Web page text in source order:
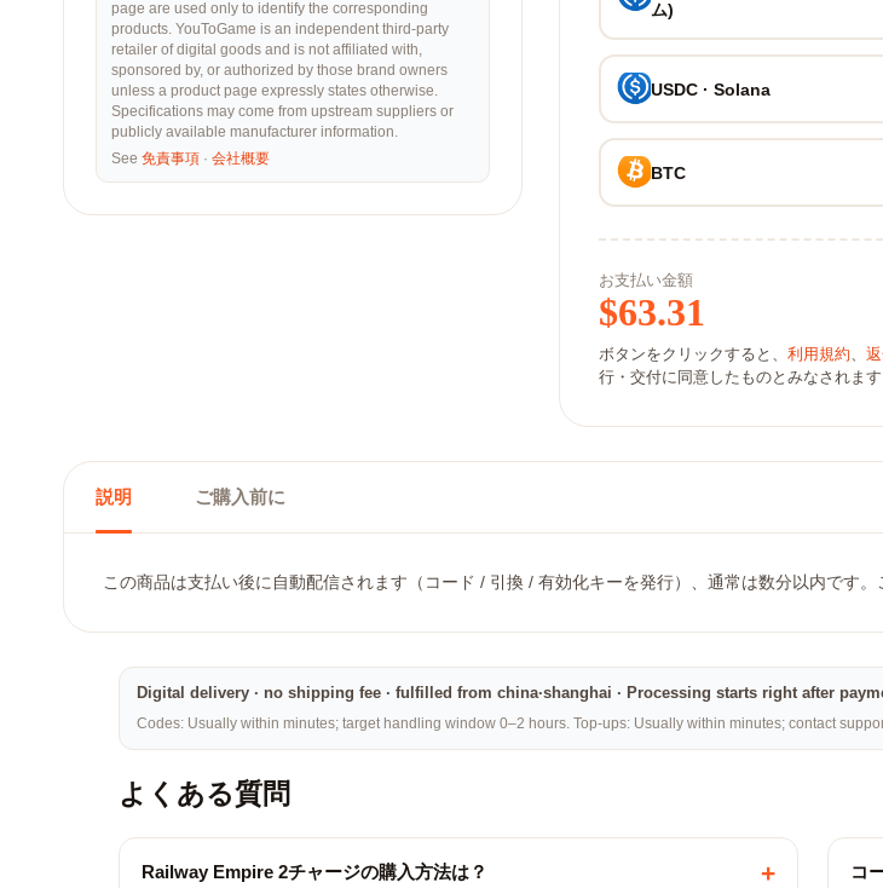
page are used only to identify the corresponding
products. YouToGame is an independent third-party
retailer of digital goods and is not affiliated with,
sponsored by, or authorized by those brand owners
unless a product page expressly states otherwise.
Specifications may come from upstream suppliers or
publicly available manufacturer information.
See 免責事項 · 会社概要
ム)
USDC · Solana
BTC
お支払い金額
$63.31
ボタンをクリックすると、 利用規約、
行・交付に同意したものとみなされます
説明 ご購入前に
この商品は支払い後に自動配信されます（コード / 引換 / 有効化キーを発行）、通常は数分以内です
Digital delivery · no shipping fee · fulfilled from china·shanghai · Processing starts right after
Codes: Usually within minutes; target handling window 0–2 hours. Top-ups: Usually within minutes; contact
よくある質問
Railway Empire 2チャージの購入方法は？ + コ